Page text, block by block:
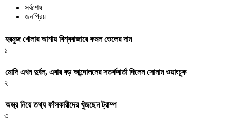
সর্বশেষ
জনপ্রিয়
হরমুজ খোলার আশায় বিশ্ববাজারে কমল তেলের দাম
১
মোদি এখন দুর্বল, এবার বড় আন্দোলনের সতর্কবার্তা দিলেন সোনাম ওয়াংচুক
২
অস্ত্র নিয়ে তথ্য ফাঁসকারীদের খুঁজছেন ট্রাম্প
৩